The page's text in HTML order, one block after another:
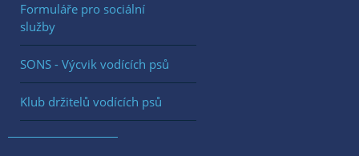
Formuláře pro sociální
služby
SONS - Výcvik vodících psů
Klub držitelů vodících psů